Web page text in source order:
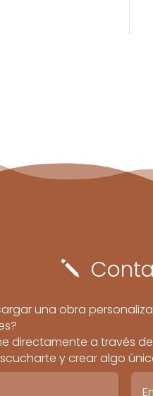
j
una obra
directamente a través
y crear algo